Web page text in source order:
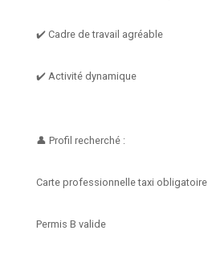
✔️ Cadre de travail agréable
✔️ Activité dynamique
👤 Profil recherché :
Carte professionnelle taxi obligatoire
Permis B valide